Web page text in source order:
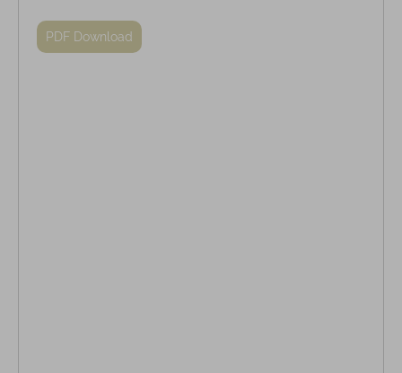
PDF Download